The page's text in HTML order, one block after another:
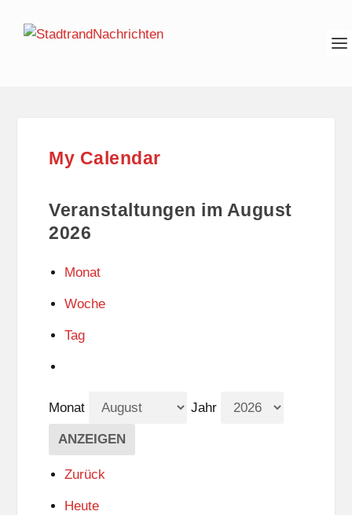
My Calendar
Veranstaltungen im August
2026
Monat
Woche
Tag
Monat Jahr
Zurück
Heute